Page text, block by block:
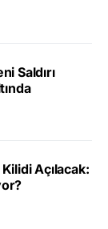
Saldırı
Açılacak: